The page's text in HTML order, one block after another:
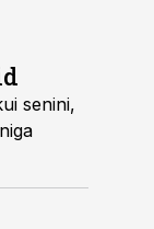
senini,